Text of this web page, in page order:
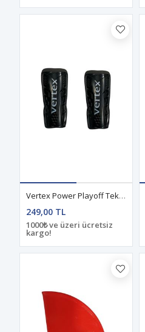
Vertex Power Playoff Tekmelik Siyah
249,00 TL
1000₺ ve üzeri ücretsiz
kargo!